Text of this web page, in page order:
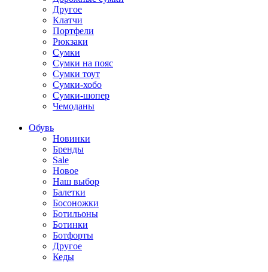
Другое
Клатчи
Портфели
Рюкзаки
Сумки
Сумки на пояс
Сумки тоут
Сумки-хобо
Сумки-шопер
Чемоданы
Обувь
Новинки
Бренды
Sale
Новое
Наш выбор
Балетки
Босоножки
Ботильоны
Ботинки
Ботфорты
Другое
Кеды